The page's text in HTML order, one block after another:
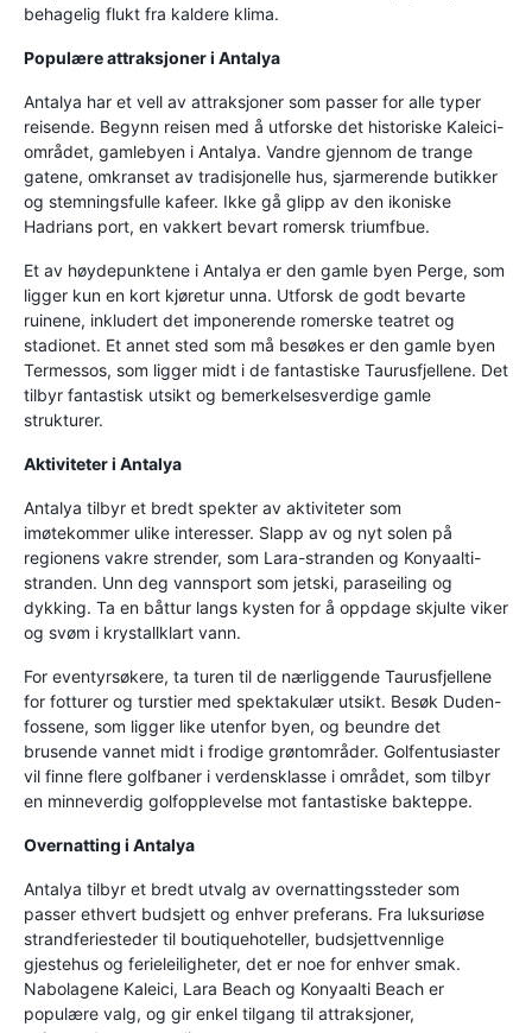
behagelig flukt fra kaldere klima.
Populære attraksjoner i Antalya
Antalya har et vell av attraksjoner som passer for alle typer
reisende. Begynn reisen med å utforske det historiske Kaleici-
området, gamlebyen i Antalya. Vandre gjennom de trange
gatene, omkranset av tradisjonelle hus, sjarmerende butikker
og stemningsfulle kafeer. Ikke gå glipp av den ikoniske
Hadrians port, en vakkert bevart romersk triumfbue.
Et av høydepunktene i Antalya er den gamle byen Perge, som
ligger kun en kort kjøretur unna. Utforsk de godt bevarte
ruinene, inkludert det imponerende romerske teatret og
stadionet. Et annet sted som må besøkes er den gamle byen
Termessos, som ligger midt i de fantastiske Taurusfjellene. Det
tilbyr fantastisk utsikt og bemerkelsesverdige gamle
strukturer.
Aktiviteter i Antalya
Antalya tilbyr et bredt spekter av aktiviteter som
imøtekommer ulike interesser. Slapp av og nyt solen på
regionens vakre strender, som Lara-stranden og Konyaalti-
stranden. Unn deg vannsport som jetski, paraseiling og
dykking. Ta en båttur langs kysten for å oppdage skjulte viker
og svøm i krystallklart vann.
For eventyrsøkere, ta turen til de nærliggende Taurusfjellene
for fotturer og turstier med spektakulær utsikt. Besøk Duden-
fossene, som ligger like utenfor byen, og beundre det
brusende vannet midt i frodige grøntområder. Golfentusiaster
vil finne flere golfbaner i verdensklasse i området, som tilbyr
en minneverdig golfopplevelse mot fantastiske bakteppe.
Overnatting i Antalya
Antalya tilbyr et bredt utvalg av overnattingssteder som
passer ethvert budsjett og enhver preferans. Fra luksuriøse
strandferiesteder til boutiquehoteller, budsjettvennlige
gjestehus og ferieleiligheter, det er noe for enhver smak.
Nabolagene Kaleici, Lara Beach og Konyaalti Beach er
populære valg, og gir enkel tilgang til attraksjoner,